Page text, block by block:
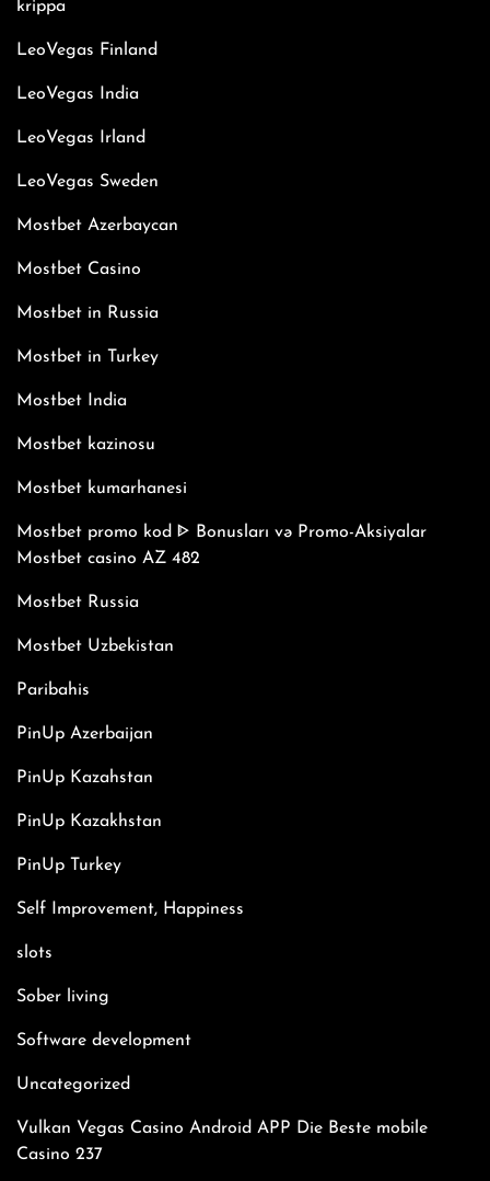
krippa
LeoVegas Finland
LeoVegas India
LeoVegas Irland
LeoVegas Sweden
Mostbet Azerbaycan
Mostbet Casino
Mostbet in Russia
Mostbet in Turkey
Mostbet India
Mostbet kazinosu
Mostbet kumarhanesi
Mostbet promo kod ᐈ Bonusları və Promo-Aksiyalar
Mostbet casino AZ 482
Mostbet Russia
Mostbet Uzbekistan
Paribahis
PinUp Azerbaijan
PinUp Kazahstan
PinUp Kazakhstan
PinUp Turkey
Self Improvement, Happiness
slots
Sober living
Software development
Uncategorized
Vulkan Vegas Casino Android APP Die Beste mobile
Casino 237